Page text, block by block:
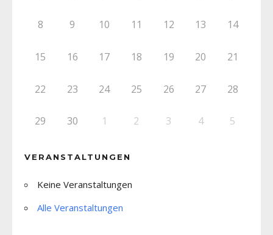
8 9 10 11 12 13 14
15 16 17 18 19 20 21
22 23 24 25 26 27 28
29 30 1 2 3 4 5
VERANSTALTUNGEN
Keine Veranstaltungen
Alle Veranstaltungen